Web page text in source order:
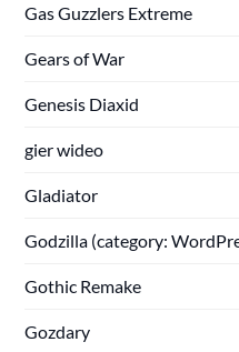
Gas Guzzlers Extreme
Gears of War
Genesis Diaxid
gier wideo
Gladiator
Godzilla (category:
Gothic Remake
Gozdary